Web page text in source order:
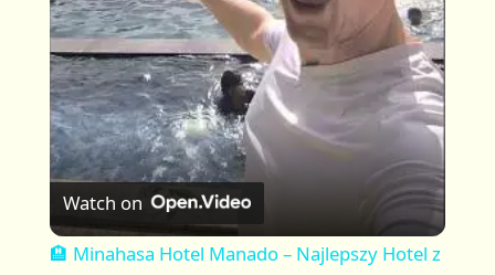
a
y
V
i
Watch on
🏨 Minahasa Hotel Manado – Najlepszy Hotel z